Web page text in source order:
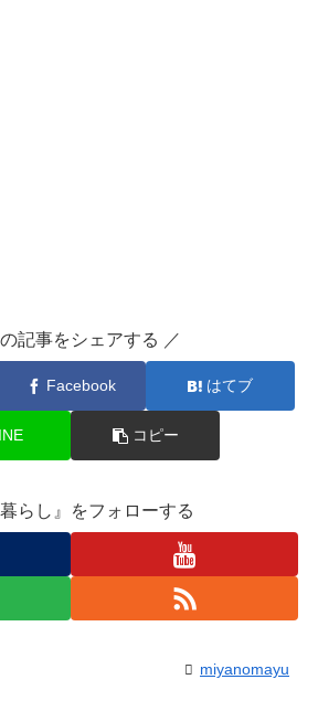
記事をシェアする ／
Facebook はてブ
コピー
暮らし』をフォローする
miyanomayu